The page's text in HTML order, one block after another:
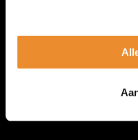
Contact
E-mail: